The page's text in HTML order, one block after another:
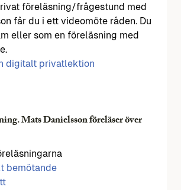
föreläsning/frågestund med
får du i ett videomöte råden. Du
eller som en föreläsning med
digitalt privatlektion
Mats Danielsson föreläser över
bemötande